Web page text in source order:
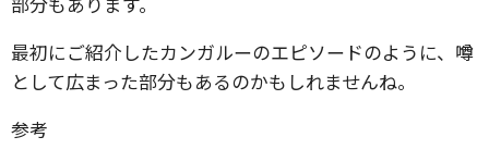
最初にご紹介したカンガルーのエピソードのように、噂
として広まった部分もあるのかもしれませんね。
参考